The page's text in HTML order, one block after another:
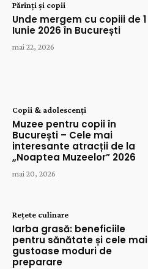
Părinți și copii
Unde mergem cu copiii de 1
Iunie 2026 în București
mai 22, 2026
Copii & adolescenți
Muzee pentru copii în
București – Cele mai
interesante atracții de la
„Noaptea Muzeelor” 2026
mai 20, 2026
Rețete culinare
Iarba grasă: beneficiile
pentru sănătate și cele mai
gustoase moduri de
preparare